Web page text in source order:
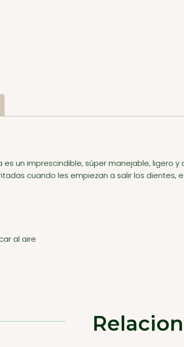
un imprescindible, súper manejable, ligero
cuando les empiezan a salir los dientes,
al aire